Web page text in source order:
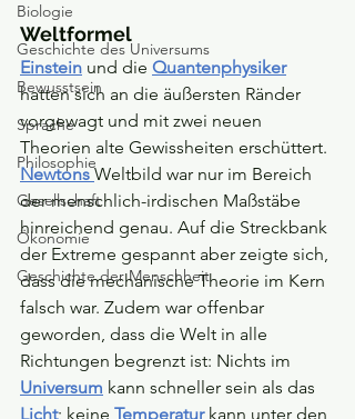
Biologie
Geschichte des Universums
Bewusstsein
Sprache
Philosophie
Gesellschaft
Ökonomie
Geschichte der Menschheit
Weltformel
Einstein und die Quantenphysiker
hatten sich an die äußersten Ränder
vorgewagt und mit zwei neuen
Theorien alte Gewissheiten erschüttert.
Newtons Weltbild war nur im Bereich
der menschlich-irdischen Maßstäbe
hinreichend genau. Auf die Streckbank
der Extreme gespannt aber zeigte sich,
dass die mechanische Theorie im Kern
falsch war. Zudem war offenbar
geworden, dass die Welt in alle
Richtungen begrenzt ist: Nichts im
Universum kann schneller sein als das
Licht; keine Temperatur kann unter den